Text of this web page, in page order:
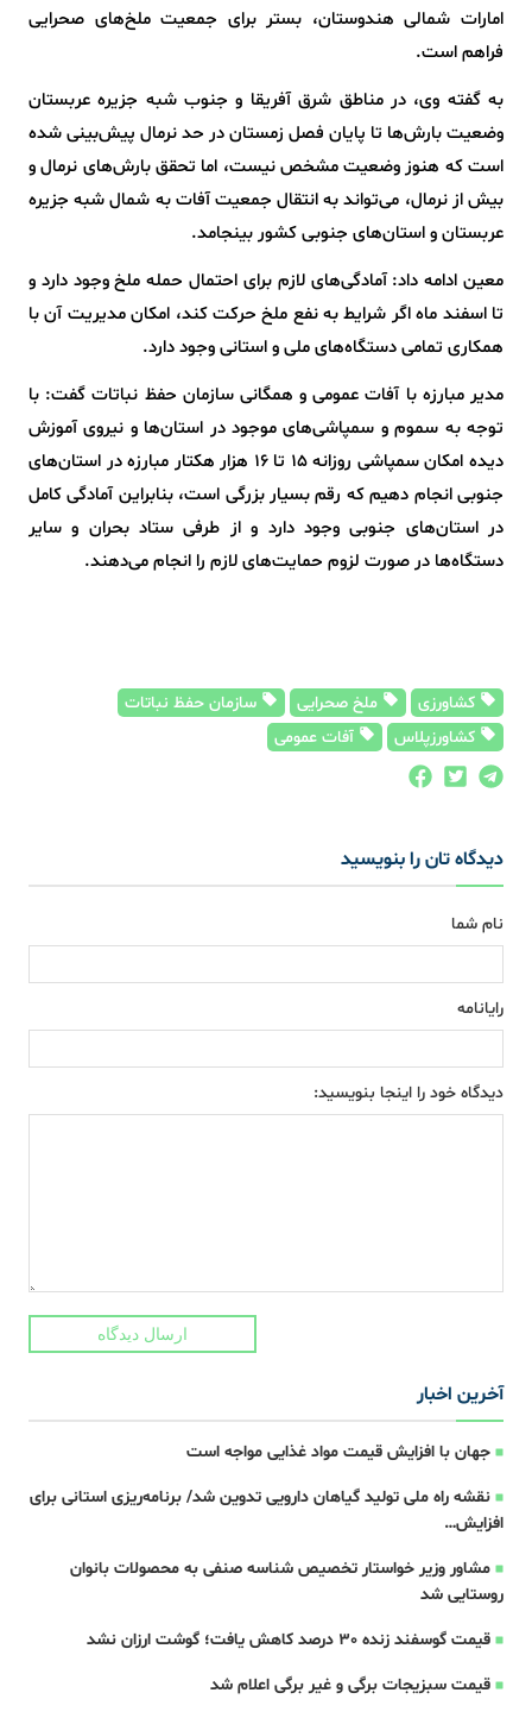
امارات شمالی هندوستان، بستر برای جمعیت ملخ‌های صحرایی
فراهم است.
به گفته وی، در مناطق شرق آفریقا و جنوب شبه جزیره عربستان
وضعیت بارش‌ها تا پایان فصل زمستان در حد نرمال پیش‌بینی شده
است که هنوز وضعیت مشخص نیست، اما تحقق بارش‌های نرمال و
بیش از نرمال، می‌تواند به انتقال جمعیت آفات به شمال شبه جزیره
عربستان و استان‌های جنوبی کشور بینجامد.
معین ادامه داد: آمادگی‌های لازم برای احتمال حمله ملخ وجود دارد و
تا اسفند ماه اگر شرایط به نفع ملخ حرکت کند، امکان مدیریت آن با
همکاری تمامی دستگاه‌های ملی و استانی وجود دارد.
مدیر مبارزه با آفات عمومی و همگانی سازمان حفظ نباتات گفت: با
توجه به سموم و سمپاشی‌های موجود در استان‌ها و نیروی آموزش
دیده امکان سمپاشی روزانه 15 تا 16 هزار هکتار مبارزه در استان‌های
جنوبی انجام دهیم که رقم بسیار بزرگی است، بنابراین آمادگی کامل
در استان‌های جنوبی وجود دارد و از طرفی ستاد بحران و سایر
دستگاه‌ها در صورت لزوم حمایت‌های لازم را انجام می‌دهند.
کشاورزی ملخ صحرایی
سازمان حفظ نباتات
کشاورزپلاس
آفات عمومی
دیدگاه تان را بنویسید
نام شما
رایانامه
دیدگاه خود را اینجا بنویسید:
ارسال دیدگاه
آخرین اخبار
جهان با افزایش قیمت مواد غذایی مواجه است
نقشه راه ملی تولید گیاهان دارویی تدوین شد/ برنامه‌ریزی استانی برای
افزایش…
مشاور وزیر خواستار تخصیص شناسه صنفی به محصولات بانوان
روستایی شد
قیمت گوسفند زنده 30 درصد کاهش یافت؛ گوشت ارزان نشد
قیمت سبزیجات برگی و غیر برگی اعلام شد